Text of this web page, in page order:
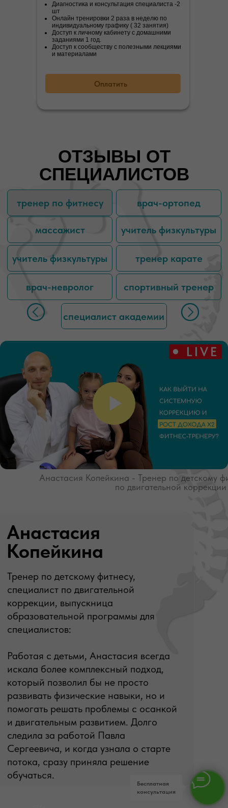
Бесплатная
консультация
Оплатить
Диагностика и консультация специалиста -2
шт
Онлайн тренировки 2 раза в неделю по
индивидуальному графику ( 32 занятия)
Доступ к личному кабинету с домашними
заданиями 1 год.
Доступ к сообществу с полезными лекциями
и материалами